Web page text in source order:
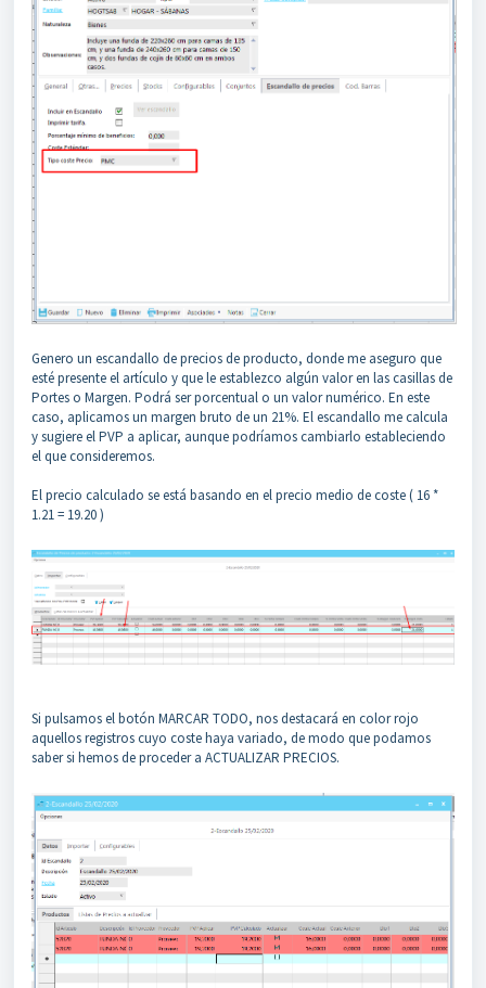
Genero un escandallo de precios de producto, donde me aseguro que
esté presente el artículo y que le establezco algún valor en las casillas de
Portes o Margen. Podrá ser porcentual o un valor numérico. En este
caso, aplicamos un margen bruto de un 21%. El escandallo me calcula
y sugiere el PVP a aplicar, aunque podríamos cambiarlo estableciendo
el que consideremos.
El precio calculado se está basando en el precio medio de coste ( 16 *
1.21 = 19.20 )
Si pulsamos el botón MARCAR TODO, nos destacará en color rojo
aquellos registros cuyo coste haya variado, de modo que podamos
saber si hemos de proceder a ACTUALIZAR PRECIOS.